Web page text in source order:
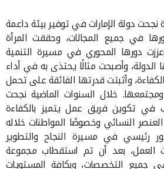
نجحت دولة الإمارات في توفير بيئة داعمة
في جميع المجالات، وحققت المرأة
دورها المحوري في مسيرة التنمية
وأصبحت مثالًا يحتذى به في أداء
وأثبتت قدرتها الفائقة على تحمل
خلال السنوات الماضية نجحت
في تكوين فريق عمل يتميز بالكفاءة
النسائي وخصوصًا المواطنات خلاله
رئيسي في مسيرة النجاح والتطوير
العمل، بعد أن تم استقطاب مجموعة
جميع التخصصات، وبكافة المستويات